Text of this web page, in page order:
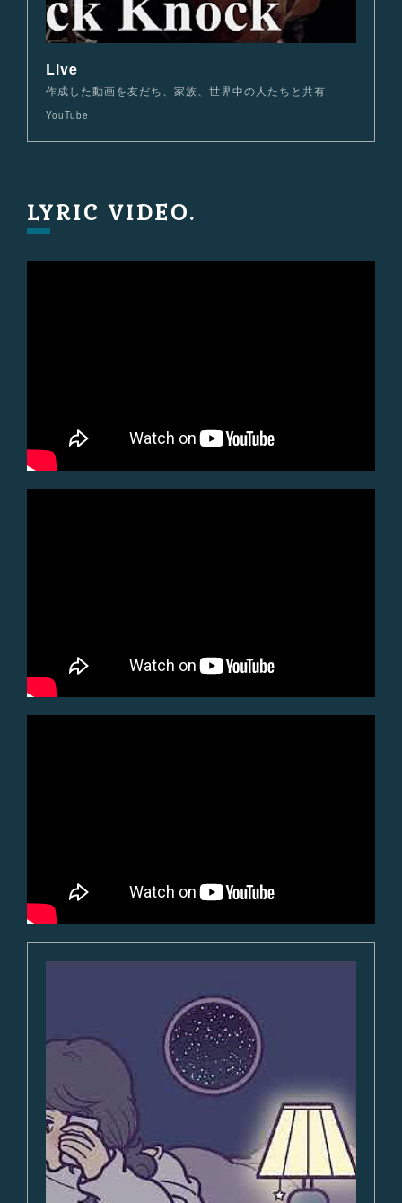
Live
作成した動画を友だち、家族、世界中の人たちと共有
YouTube
LYRIC VIDEO